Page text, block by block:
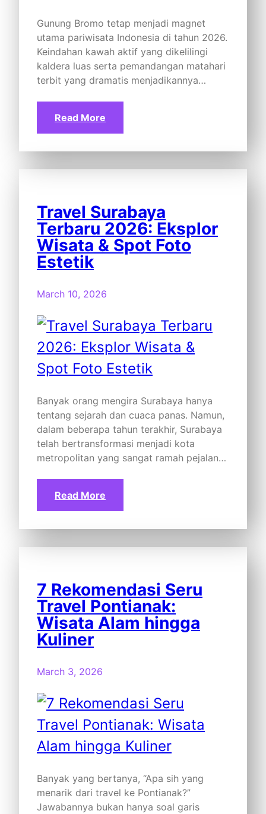
Gunung Bromo tetap menjadi magnet
utama pariwisata Indonesia di tahun 2026.
Keindahan kawah aktif yang dikelilingi
kaldera luas serta pemandangan matahari
terbit yang dramatis menjadikannya…
Read More
Travel Surabaya
Terbaru 2026: Eksplor
Wisata & Spot Foto
Estetik
March 10, 2026
Banyak orang mengira Surabaya hanya
tentang sejarah dan cuaca panas. Namun,
dalam beberapa tahun terakhir, Surabaya
telah bertransformasi menjadi kota
metropolitan yang sangat ramah pejalan…
Read More
7 Rekomendasi Seru
Travel Pontianak:
Wisata Alam hingga
Kuliner
March 3, 2026
Banyak yang bertanya, “Apa sih yang
menarik dari travel ke Pontianak?”
Jawabannya bukan hanya soal garis